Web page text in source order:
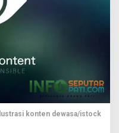
Ilustrasi konten dewasa/istock